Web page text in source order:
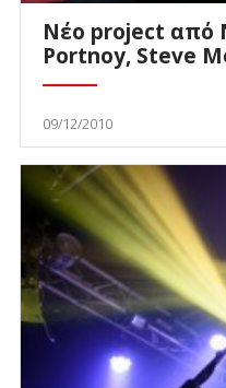
Νέο project από
Portnoy, Steve
09/12/2010